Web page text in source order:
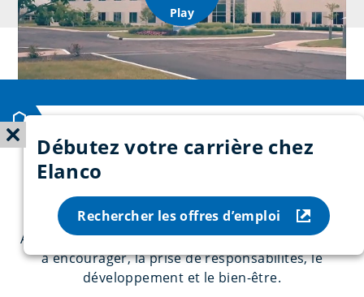
Play
Accueil
Carrières Pourquoi Elanco
Débutez votre carrière chez
Elanco
Rechercher les offres d’emploi
Pourquoi choisir Elanco ?
Au travers de sa culture inclusive, Elanco s’engage
à encourager, la prise de responsabilités, le
développement et le bien-être.